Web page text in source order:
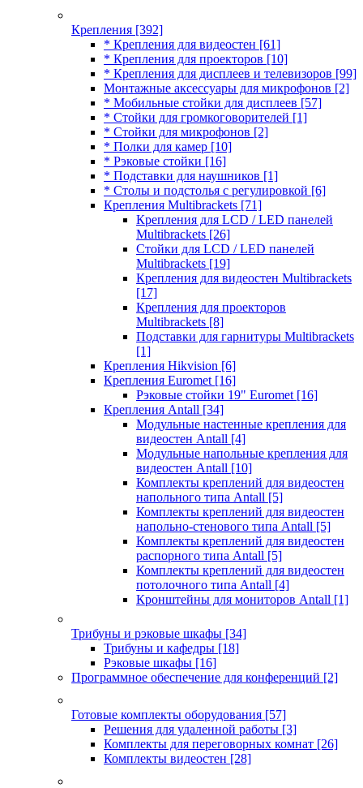
Крепления [392]
* Крепления для видеостен [61]
* Крепления для проекторов [10]
* Крепления для дисплеев и телевизоров [99]
Монтажные аксессуары для микрофонов [2]
* Мобильные стойки для дисплеев [57]
* Стойки для громкоговорителей [1]
* Стойки для микрофонов [2]
* Полки для камер [10]
* Рэковые стойки [16]
* Подставки для наушников [1]
* Столы и подстолья с регулировкой [6]
Крепления Multibrackets [71]
Крепления для LCD / LED панелей
Multibrackets [26]
Стойки для LCD / LED панелей
Multibrackets [19]
Крепления для видеостен Multibrackets
[17]
Крепления для проекторов
Multibrackets [8]
Подставки для гарнитуры Multibrackets
[1]
Крепления Hikvision [6]
Крепления Euromet [16]
Рэковые стойки 19" Euromet [16]
Крепления Antall [34]
Модульные настенные крепления для
видеостен Antall [4]
Модульные напольные крепления для
видеостен Antall [10]
Комплекты креплений для видеостен
напольного типа Antall [5]
Комплекты креплений для видеостен
напольно-стенового типа Antall [5]
Комплекты креплений для видеостен
распорного типа Antall [5]
Комплекты креплений для видеостен
потолочного типа Antall [4]
Кронштейны для мониторов Antall [1]
Трибуны и рэковые шкафы [34]
Трибуны и кафедры [18]
Рэковые шкафы [16]
Программное обеспечение для конференций [2]
Готовые комплекты оборудования [57]
Решения для удаленной работы [3]
Комплекты для переговорных комнат [26]
Комплекты видеостен [28]